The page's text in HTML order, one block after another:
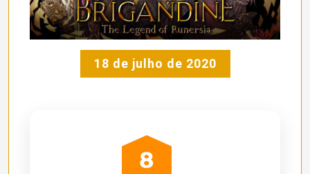
18 de julho de 2020
8